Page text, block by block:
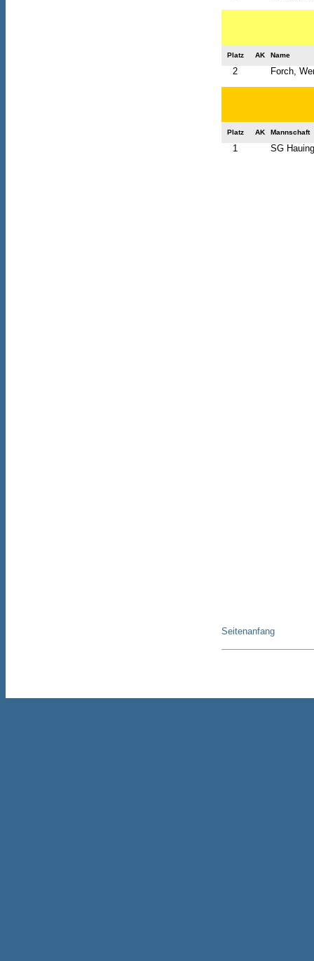
Platz AK Name
2 Forch,
Platz AK Mannschaft
1 SG
Seitenanfang